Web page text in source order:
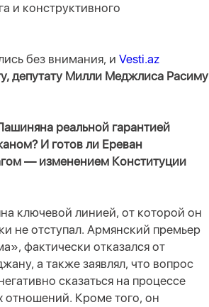
и конструктивного
без внимания, и Vesti.az
депутату Милли Меджлиса Расиму
реальной гарантией
И готов ли Ереван
— изменением Конституции
ключевой линией, от которой он
не отступал. Армянский премьер
фактически отказался от
а также заявлял, что вопрос
сказаться на процессе
Кроме того, он